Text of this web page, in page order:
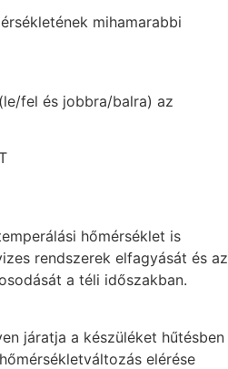
mihamarabbi
fel és jobbra/balra) az
hőmérséklet is
rendszerek elfagyását és az
a téli időszakban.
járatja a készüléket hűtésben
elérése